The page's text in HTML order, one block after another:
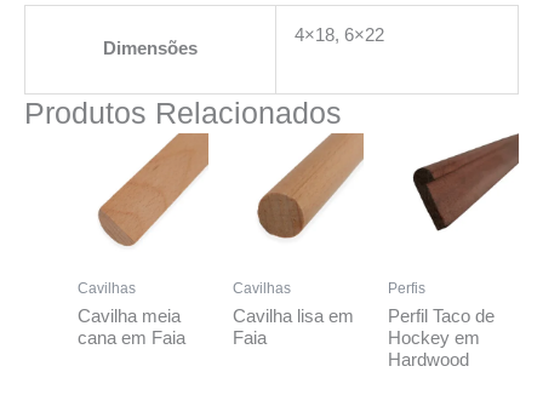
Dimensões
4×18, 6×22
Produtos Relacionados
Cavilhas
Cavilha meia
cana em Faia
Cavilhas
Cavilha lisa em
Faia
Perfis
Perfil Taco de
Hockey em
Hardwood